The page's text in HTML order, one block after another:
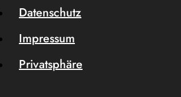
Datenschutz
Impressum
Privatsphäre